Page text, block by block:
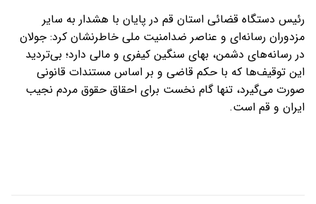
رئیس دستگاه قضائی استان قم در پایان با هشدار به سایر
مزدوران رسانه‌ای و عناصر ضدامنیت ملی خاطرنشان کرد: جولان
در رسانه‌های دشمن، بهای سنگین کیفری و مالی دارد؛ بی‌تردید
این توقیف‌ها که با حکم قاضی و بر اساس مستندات قانونی
صورت می‌گیرد، تنها گام نخست برای احقاق حقوق مردم نجیب
ایران و قم است.